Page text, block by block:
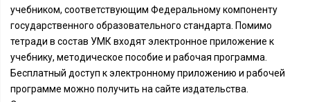
учебником, соответствующим Федеральному компоненту
государственного образовательного стандарта. Помимо
тетради в состав УМК входят электронное приложение к
учебнику, методическое пособие и рабочая программа.
Бесплатный доступ к электронному приложению и рабочей
программе можно получить на сайте издательства.